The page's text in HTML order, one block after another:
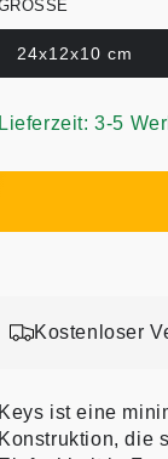
24x12x10 cm
Lieferzeit: 3-5
Kostenloser
Keys ist eine
Konstruktion, die